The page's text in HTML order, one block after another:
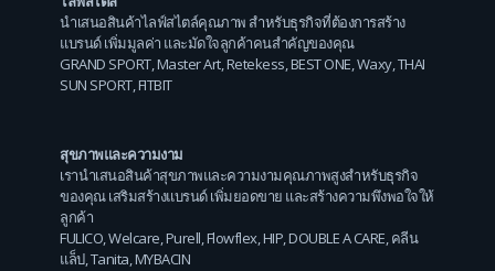
นำเสนอสินค้าไลฟ์สไตล์คุณภาพ สำหรับธุรกิจที่ต้องการสร้าง
แบรนด์ เพิ่มมูลค่า และมัดใจลูกค้าคนสำคัญของคุณ
GRAND SPORT, Master Art, Retekess BEST ONE Waxy, THAI
SUN SPORT, FITBIT
สุขภาพและความงาม
เรานำเสนอสินค้าสุขภาพและความงามคุณภาพสูงสำหรับธุรกิจ
ของคุณ เสริมสร้างแบรนด์ เพิ่มยอดขาย และสร้างความพึงพอใจให้
ลูกค้า
FULICO,Welcare,Purell,Flowflex,HIP,DOUBLE A CARE,คลีน
แล็ป,Tanita,MYBACIN